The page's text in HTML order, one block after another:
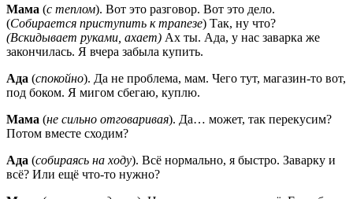
Мама (с теплом). Вот это разговор. Вот это дело.
(Собирается приступить к трапезе) Так, ну что?
(Вскидывает руками, ахает) Ах ты. Ада, у нас заварка же
закончилась. Я вчера забыла купить.
Ада (спокойно). Да не проблема, мам. Чего тут, магазин-то вот,
под боком. Я мигом сбегаю, куплю.
Мама (не сильно отговаривая). Да… может, так перекусим?
Потом вместе сходим?
Ада (собираясь на ходу). Всё нормально, я быстро. Заварку и
всё? Или ещё что-то нужно?